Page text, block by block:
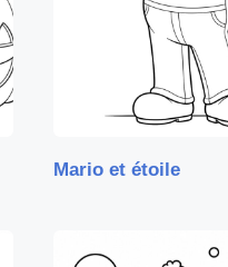
Mario et étoile